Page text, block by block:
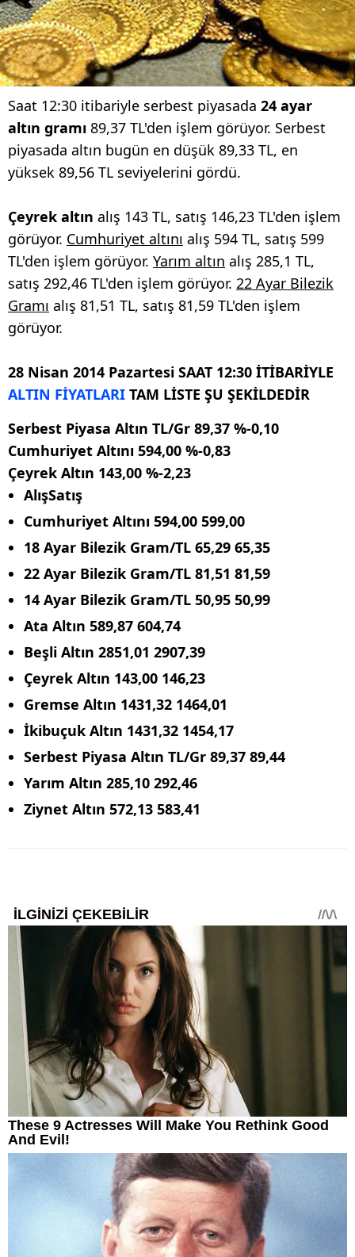
Saat 12:30 itibariyle serbest piyasada 24 ayar
altın gramı 89,37 TL'den işlem görüyor. Serbest
piyasada altın bugün en düşük 89,33 TL, en
yüksek 89,56 TL seviyelerini gördü.
Çeyrek altın alış 143 TL, satış 146,23 TL'den işlem
görüyor. Cumhuriyet altını alış 594 TL, satış 599
TL'den işlem görüyor. Yarım altın alış 285,1 TL,
satış 292,46 TL'den işlem görüyor. 22 Ayar Bilezik
Gramı alış 81,51 TL, satış 81,59 TL'den işlem
görüyor.
28 Nisan 2014 Pazartesi SAAT 12:30 İTİBARİYLE
ALTIN FİYATLARI TAM LİSTE ŞU ŞEKİLDEDİR
Serbest Piyasa Altın TL/Gr 89,37 %-0,10
Cumhuriyet Altını 594,00 %-0,83
Çeyrek Altın 143,00 %-2,23
AlışSatış
Cumhuriyet Altını 594,00 599,00
18 Ayar Bilezik Gram/TL 65,29 65,35
22 Ayar Bilezik Gram/TL 81,51 81,59
14 Ayar Bilezik Gram/TL 50,95 50,99
Ata Altın 589,87 604,74
Beşli Altın 2851,01 2907,39
Çeyrek Altın 143,00 146,23
Gremse Altın 1431,32 1464,01
İkibuçuk Altın 1431,32 1454,17
Serbest Piyasa Altın TL/Gr 89,37 89,44
Yarım Altın 285,10 292,46
Ziynet Altın 572,13 583,41